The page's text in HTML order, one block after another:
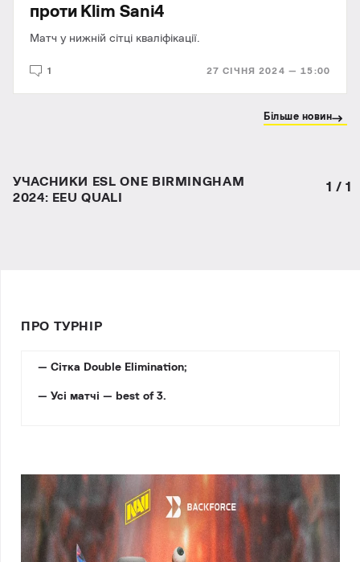
27 СІЧНЯ 2024 — 15:00
проти Klim Sani4
Матч у нижній сітці кваліфікації.
1
Більше новин
УЧАСНИКИ ESL ONE BIRMINGHAM
2024: EEU QUALI
1 / 1
ПРО ТУРНІР
— Сітка Double Elimination;
— Усі матчі — best of 3.